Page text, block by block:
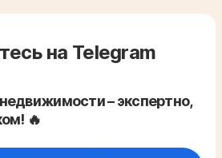
на Telegram
– экспертно,
🔥